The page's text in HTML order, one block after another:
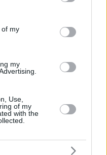
its third-party tags to
in below Google
of my
my
Use,
of my
with the
ΔΕΗ Ανανεώσιμες